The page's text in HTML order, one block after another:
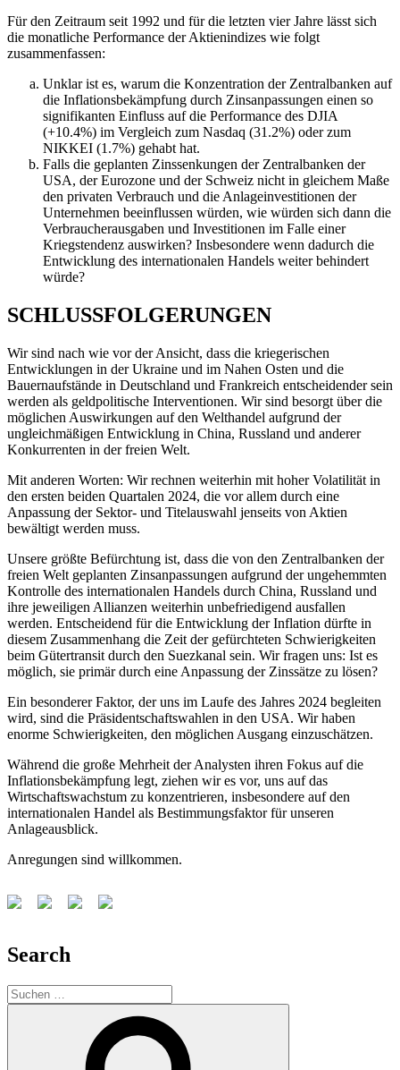
Für den Zeitraum seit 1992 und für die letzten vier Jahre lässt sich
die monatliche Performance der Aktienindizes wie folgt
zusammenfassen:
Unklar ist es, warum die Konzentration der Zentralbanken auf
die Inflationsbekämpfung durch Zinsanpassungen einen so
signifikanten Einfluss auf die Performance des DJIA
(+10.4%) im Vergleich zum Nasdaq (31.2%) oder zum
NIKKEI (1.7%) gehabt hat.
Falls die geplanten Zinssenkungen der Zentralbanken der
USA, der Eurozone und der Schweiz nicht in gleichem Maße
den privaten Verbrauch und die Anlageinvestitionen der
Unternehmen beeinflussen würden, wie würden sich dann die
Verbraucherausgaben und Investitionen im Falle einer
Kriegstendenz auswirken? Insbesondere wenn dadurch die
Entwicklung des internationalen Handels weiter behindert
würde?
SCHLUSSFOLGERUNGEN
Wir sind nach wie vor der Ansicht, dass die kriegerischen
Entwicklungen in der Ukraine und im Nahen Osten und die
Bauernaufstände in Deutschland und Frankreich entscheidender sein
werden als geldpolitische Interventionen. Wir sind besorgt über die
möglichen Auswirkungen auf den Welthandel aufgrund der
ungleichmäßigen Entwicklung in China, Russland und anderer
Konkurrenten in der freien Welt.
Mit anderen Worten: Wir rechnen weiterhin mit hoher Volatilität in
den ersten beiden Quartalen 2024, die vor allem durch eine
Anpassung der Sektor- und Titelauswahl jenseits von Aktien
bewältigt werden muss.
Unsere größte Befürchtung ist, dass die von den Zentralbanken der
freien Welt geplanten Zinsanpassungen aufgrund der ungehemmten
Kontrolle des internationalen Handels durch China, Russland und
ihre jeweiligen Allianzen weiterhin unbefriedigend ausfallen
werden. Entscheidend für die Entwicklung der Inflation dürfte in
diesem Zusammenhang die Zeit der gefürchteten Schwierigkeiten
beim Gütertransit durch den Suezkanal sein. Wir fragen uns: Ist es
möglich, sie primär durch eine Anpassung der Zinssätze zu lösen?
Ein besonderer Faktor, der uns im Laufe des Jahres 2024 begleiten
wird, sind die Präsidentschaftswahlen in den USA. Wir haben
enorme Schwierigkeiten, den möglichen Ausgang einzuschätzen.
Während die große Mehrheit der Analysten ihren Fokus auf die
Inflationsbekämpfung legt, ziehen wir es vor, uns auf das
Wirtschaftswachstum zu konzentrieren, insbesondere auf den
internationalen Handel als Bestimmungsfaktor für unseren
Anlageausblick.
Anregungen sind willkommen.
Search
Suchen
nach: